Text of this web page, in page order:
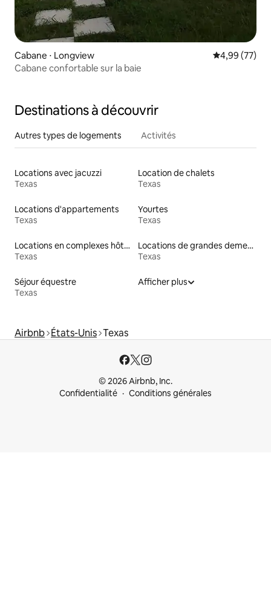
Cabane ⋅ Longview Évaluation
4,99 (77)
Cabane confortable sur la baie
Destinations à découvrir
Autres types de logements Activités
Locations avec jacuzzi
Texas
Location de chalets
Texas
Locations d'appartements
Texas
Yourtes
Texas
Locations en complexes hôteliers
Texas
Locations de grandes demeures
Texas
Séjour équestre
Texas
Afficher plus
Airbnb États-Unis Texas
© 2026 Airbnb, Inc.
Confidentialité
Conditions générales